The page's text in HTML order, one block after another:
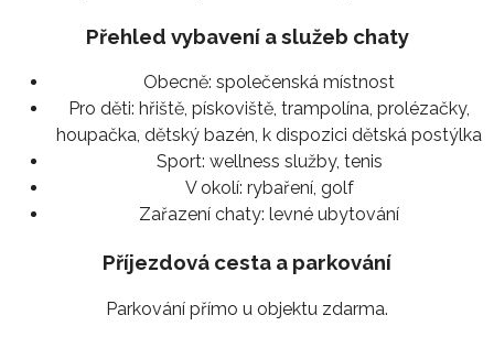
Přehled vybavení a služeb chaty
Obecně: společenská místnost
Pro děti: hřiště, pískoviště, trampolína, prolézačky,
houpačka, dětský bazén, k dispozici dětská postýlka
Sport: wellness služby, tenis
V okolí: rybaření, golf
Zařazení chaty: levné ubytování
Příjezdová cesta a parkování
Parkování přímo u objektu zdarma.